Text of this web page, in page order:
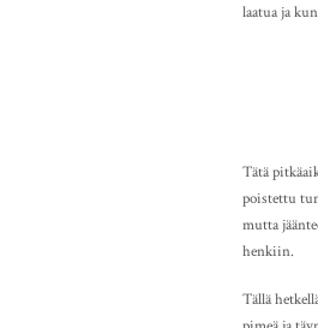
laatua ja
Tätä
poistettu
mutta
henkiin.
Tällä